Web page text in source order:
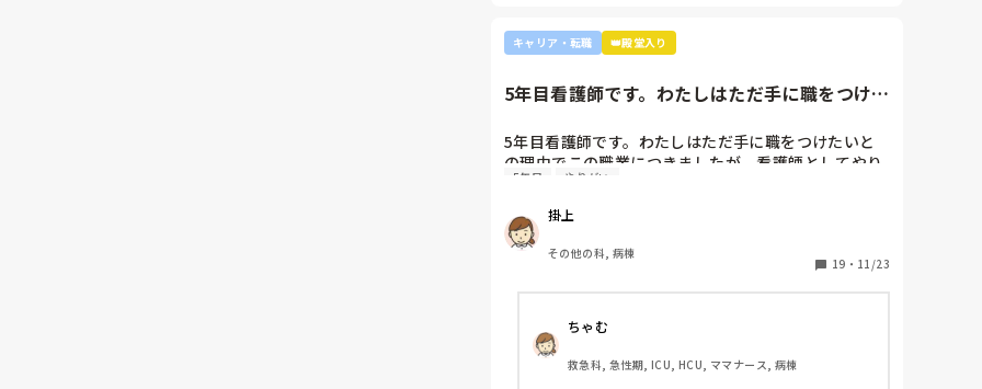
キャリア・転職 👑殿堂入り
5年目看護師です。わたしはただ手に職をつけた
5年目看護師です。わたしはただ手に職をつけたいと
の理由でこの職業につきましたが、看護師としてやり
たいことなどあまり考えたことがなく、ただ言われた
がいもなく、"業務"として続けてしまっています。
みなさんはどういったきっかけで看護師を目指した
り、今の科についていたりしますか？
そもそもこんなこと考えながら仕事してるのも変です
5年目 やりがい
掛上
その他の科, 病棟
19 ・ 11/23
ちゃむ
救急科, 急性期, ICU, HCU, ママナース, 病棟